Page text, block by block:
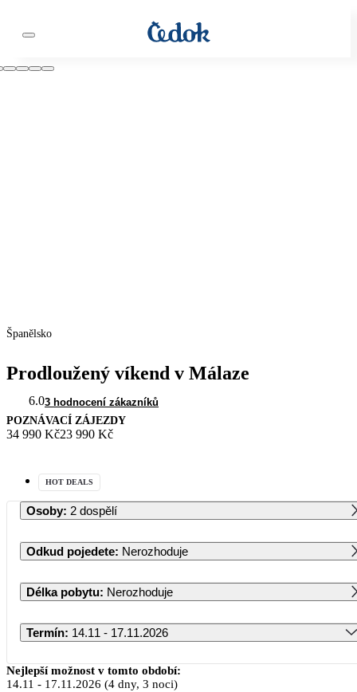
Španělsko
Prodloužený víkend v Málaze
6.03 hodnocení zákazníků
POZNÁVACÍ ZÁJEZDY
34 990 Kč23 990 Kč
HOT DEALS
Osoby: 2 dospělí
Odkud pojedete: Nerozhoduje
Délka pobytu: Nerozhoduje
Termín: 14.11 - 17.11.2026
Listopad 2026
Nejlepší možnost v tomto období:
14.11 - 17.11.2026 (4 dny, 3 noci)